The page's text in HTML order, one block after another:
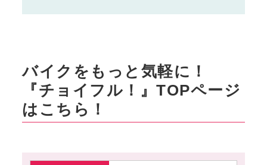
バイクをもっと気軽に！
『チョイフル！』TOPページ
はこちら！